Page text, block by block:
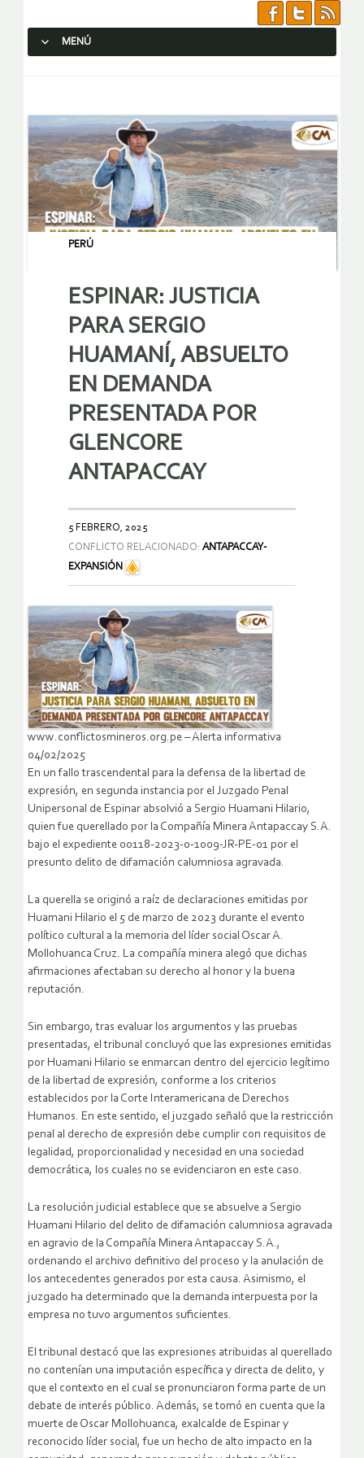
MENÚ
PERÚ
ESPINAR: JUSTICIA
PARA SERGIO
HUAMANÍ, ABSUELTO
EN DEMANDA
PRESENTADA POR
GLENCORE
ANTAPACCAY
5 FEBRERO, 2025
CONFLICTO RELACIONADO: ANTAPACCAY-
EXPANSIÓN
www.conflictosmineros.org.pe – Alerta informativa
04/02/2025
En un fallo trascendental para la defensa de la libertad de
expresión, en segunda instancia por el Juzgado Penal
Unipersonal de Espinar absolvió a Sergio Huamani Hilario,
quien fue querellado por la Compañía Minera Antapaccay S.A.
bajo el expediente 00118-2023-0-1009-JR-PE-01 por el
presunto delito de difamación calumniosa agravada.
La querella se originó a raíz de declaraciones emitidas por
Huamani Hilario el 5 de marzo de 2023 durante el evento
político cultural a la memoria del líder social Oscar A.
Mollohuanca Cruz. La compañía minera alegó que dichas
afirmaciones afectaban su derecho al honor y la buena
reputación.
Sin embargo, tras evaluar los argumentos y las pruebas
presentadas, el tribunal concluyó que las expresiones emitidas
por Huamani Hilario se enmarcan dentro del ejercicio legítimo
de la libertad de expresión, conforme a los criterios
establecidos por la Corte Interamericana de Derechos
Humanos. En este sentido, el juzgado señaló que la restricción
penal al derecho de expresión debe cumplir con requisitos de
legalidad, proporcionalidad y necesidad en una sociedad
democrática, los cuales no se evidenciaron en este caso.
La resolución judicial establece que se absuelve a Sergio
Huamani Hilario del delito de difamación calumniosa agravada
en agravio de la Compañía Minera Antapaccay S.A.,
ordenando el archivo definitivo del proceso y la anulación de
los antecedentes generados por esta causa. Asimismo, el
juzgado ha determinado que la demanda interpuesta por la
empresa no tuvo argumentos suficientes.
El tribunal destacó que las expresiones atribuidas al querellado
no contenían una imputación específica y directa de delito, y
que el contexto en el cual se pronunciaron forma parte de un
debate de interés público. Además, se tomó en cuenta que la
muerte de Oscar Mollohuanca, exalcalde de Espinar y
reconocido líder social, fue un hecho de alto impacto en la